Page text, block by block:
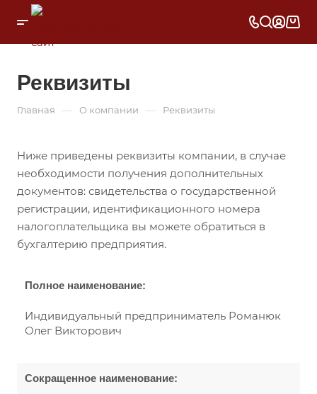
Реквизиты
Главная — О компании — Реквизиты
Ниже приведены реквизиты компании, в случае
необходимости получения дополнительных
документов: свидетельства о государственной
регистрации, идентификационного номера
налогоплательщика вы можете обратиться в
бухгалтерию предприятия.
Полное наименование:
Индивидуальный предприниматель Романюк
Олег Викторович
Сокращенное наименование: